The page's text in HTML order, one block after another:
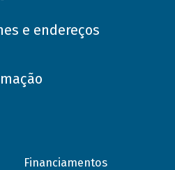
e endereços
Financiamentos